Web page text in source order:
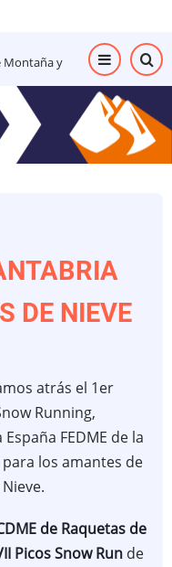
Montaña y
DE NIEVE
atrás el 1er
Running,
FEDME de la
los amantes de
de Raquetas de
Picos Snow Run de